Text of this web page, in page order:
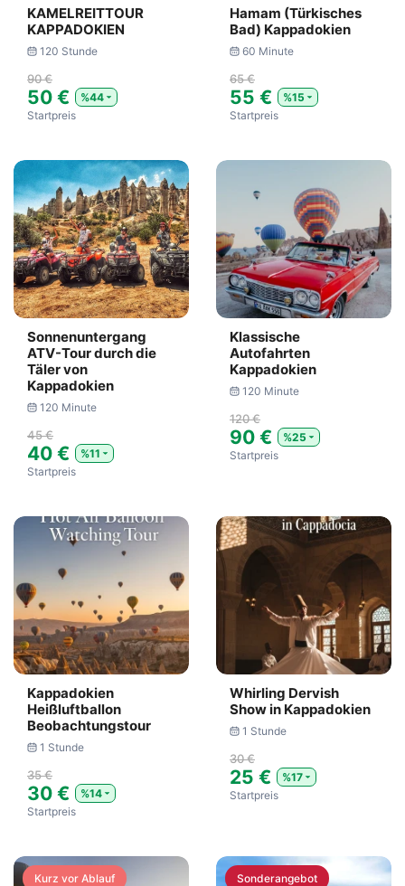
KAMELREITTOUR
KAPPADOKIEN
120 Stunde
90 €
50 €
%44
Startpreis
Hamam (Türkisches
Bad) Kappadokien
60 Minute
65 €
55 €
%15
Startpreis
Sonnenuntergang
ATV-Tour durch die
Täler von
Kappadokien
120 Minute
45 €
40 €
%11
Startpreis
Klassische
Autofahrten
Kappadokien
120 Minute
120 €
90 €
%25
Startpreis
Kappadokien
Heißluftballon
Beobachtungstour
1 Stunde
35 €
30 €
%14
Startpreis
Whirling Dervish
Show in Kappadokien
1 Stunde
30 €
25 €
%17
Startpreis
Kurz vor Ablauf Sonderangebot